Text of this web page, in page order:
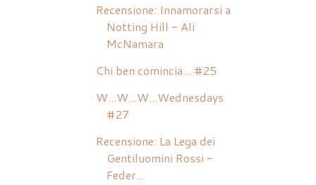
Recensione: Innamorarsi a
Notting Hill - Ali
McNamara
Chi ben comincia... #25
W...W...W...Wednesdays
#27
Recensione: La Lega dei
Gentiluomini Rossi -
Feder...